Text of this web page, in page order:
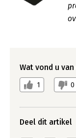
Wat vond u
1 0
Deel dit artikel